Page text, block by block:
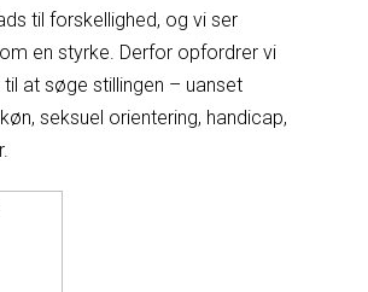
til forskellighed, og vi ser
en styrke. Derfor opfordrer vi
at søge stillingen – uanset
seksuel orientering, handicap,